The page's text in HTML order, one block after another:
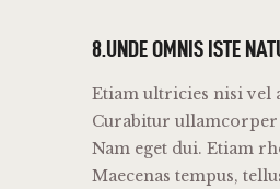
8.UNDE OMNIS ISTE
Etiam ultricies nisi vel
Curabitur
Nam eget dui. Etiam
Maecenas tempus,